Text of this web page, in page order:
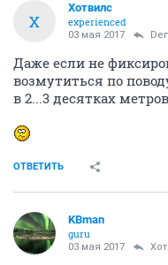
Х
Хотвилс
experienced
03 мая 2017
Даже если не
возмутиться по
в 2...3 десятках
ОТВЕТИТЬ
KBman
guru
03 мая 2017